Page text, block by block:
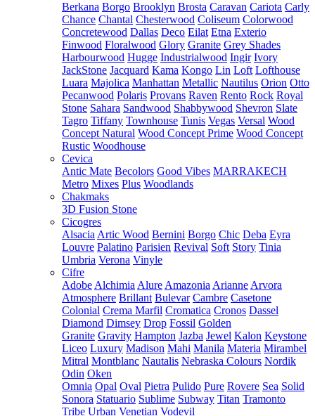
Berkana Borgo Brooklyn Brosta Caravan Cariota Carly
Chance Chantal Chesterwood Coliseum Colorwood
Concretewood Dallas Deco Eilat Etna Exterio
Finwood Floralwood Glory Granite Grey Shades
Harbourwood Hugge Industrialwood Ingir Ivory
JackStone Jacquard Kama Kongo Lin Loft Lofthouse
Luara Majolica Manhattan Metallic Nautilus Orion Otto
Pecanwood Polaris Provans Raven Rento Rock Royal
Stone Sahara Sandwood Shabbywood Shevron Slate
Tagro Tiffany Townhouse Tunis Vegas Versal Wood
Concept Natural Wood Concept Prime Wood Concept
Rustic Woodhouse
Cevica
Antic Mate Becolors Good Vibes MARRAKECH
Metro Mixes Plus Woodlands
Chakmaks
3D Fusion Stone
Cicogres
Alsacia Artic Wood Bernini Borgo Chic Deba Eyra
Louvre Palatino Parisien Revival Soft Story Tinia
Umbria Verona Vinyle
Cifre
Adobe Alchimia Alure Amazonia Arianne Arvora
Atmosphere Brillant Bulevar Cambre Casetone
Colonial Crema Marfil Cromatica Cronos Dassel
Diamond Dimsey Drop Fossil Golden
Granite Gravity Hampton Jazba Jewel Kalon Keystone
Liceo Luxury Madison Mahi Manila Materia Mirambel
Mitral Montblanc Nautalis Nebraska Colours Nordik
Odin Oken
Omnia Opal Oval Pietra Pulido Pure Rovere Sea Solid
Sonora Statuario Sublime Subway Titan Tramonto
Tribe Urban Venetian Vodevil